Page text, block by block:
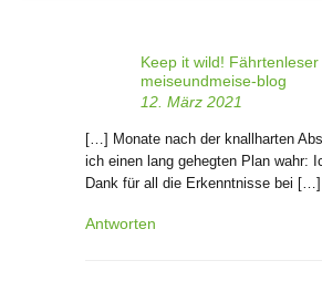
Keep it wild!
meiseundmeise-blog
12. März 2021
[…] Monate nach der knallharten
ich einen lang gehegten Plan wahr:
Dank für all die Erkenntnisse bei […]
Antworten